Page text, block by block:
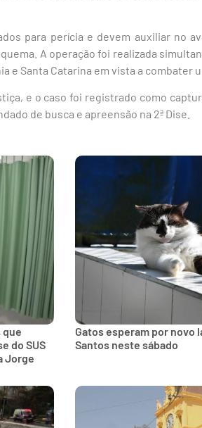
para perícia e devem auxiliar no
A operação foi realizada
e Santa Catarina em vista a combater
e o caso foi registrado como
de busca e apreensão na 2ª Dise.
que
do SUS
Jorge
Gatos esperam por novo
Santos neste sábado